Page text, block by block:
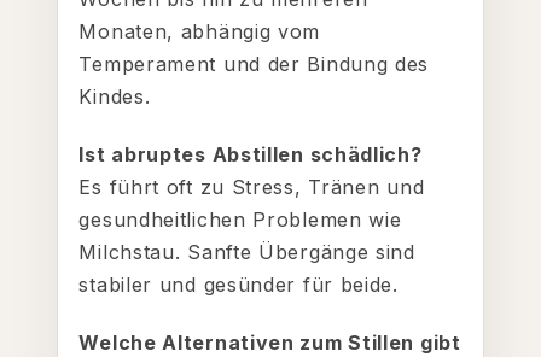
Monaten, abhängig vom
Temperament und der Bindung des
Kindes.
Ist abruptes Abstillen schädlich?
Es führt oft zu Stress, Tränen und
gesundheitlichen Problemen wie
Milchstau. Sanfte Übergänge sind
stabiler und gesünder für beide.
Welche Alternativen zum Stillen gibt